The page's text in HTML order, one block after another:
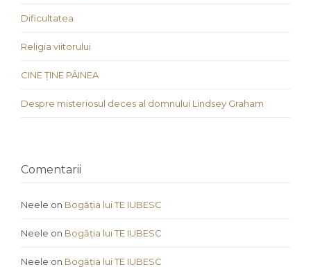
Dificultatea
Religia viitorului
CINE ȚINE PÂINEA
Despre misteriosul deces al domnului Lindsey Graham
Comentarii
Neele on Bogăția lui TE IUBESC
Neele on Bogăția lui TE IUBESC
Neele on Bogăția lui TE IUBESC